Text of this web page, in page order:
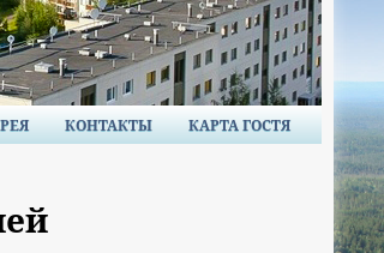
КОНТАКТЫ КАРТА ГОСТЯ